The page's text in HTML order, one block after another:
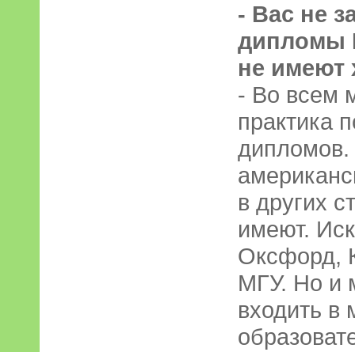
- Вас не
дипломы
не имеют
- Во всем
практика
в других
имеют.
Оксфорд,
МГУ. Но и
входить в